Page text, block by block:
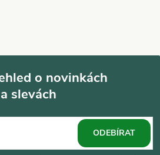
o novinkách
a slevách
ODEBÍRAT